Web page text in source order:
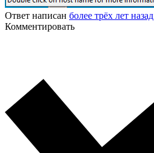
Ответ написан более трёх лет назад
Комментировать